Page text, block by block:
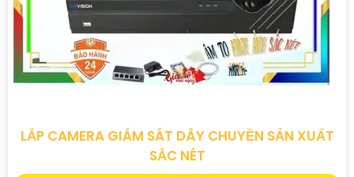
LẮP CAMERA GIÁM SÁT DÂY CHUYỀN SẢN XUẤT
SẮC NÉT